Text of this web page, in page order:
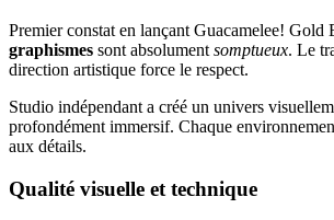
Premier constat en lançant Guacamelee! Gold
graphismes sont absolument somptueux. Le
direction artistique force le respect.
Studio indépendant a créé un univers
profondément immersif. Chaque
aux détails.
Qualité visuelle et technique